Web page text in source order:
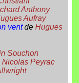
Anthony
Aufray
vent de Hugues
Souchon
Nicolas Peyrac